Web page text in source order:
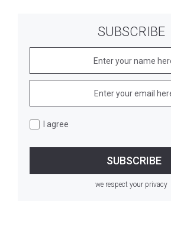
SUBSCRIBE
I agree
we respect your privacy